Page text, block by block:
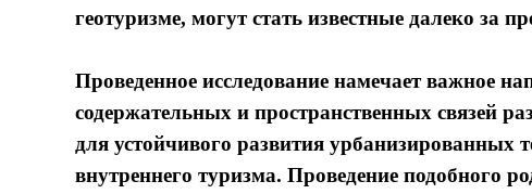
геотуризме, могут стать известные далеко за
Проведенное исследование намечает важное
содержательных и пространственных связей
для устойчивого развития
внутреннего туризма. Проведение подобного